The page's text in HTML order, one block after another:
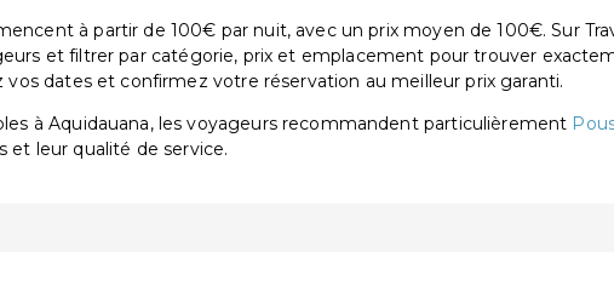
à partir de 100€ par nuit, avec un prix moyen de 100€. Sur
et filtrer par catégorie, prix et emplacement pour trouver
dates et confirmez votre réservation au meilleur prix garanti.
à Aquidauana, les voyageurs recommandent particulièrement
et leur qualité de service.